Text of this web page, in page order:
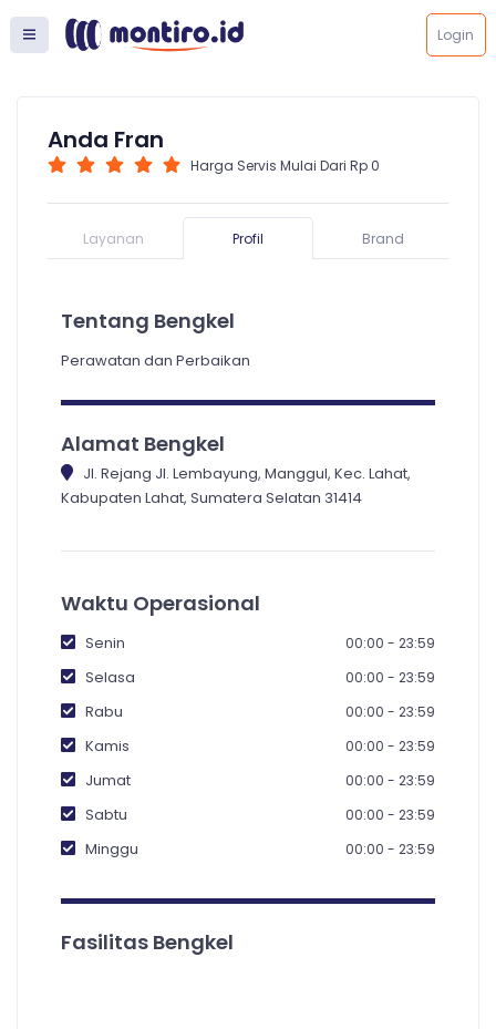
Login
Anda Fran
Harga Servis Mulai Dari Rp 0
Layanan Profil Brand
Tentang Bengkel
Perawatan dan Perbaikan
Alamat Bengkel
Jl. Rejang Jl. Lembayung, Manggul, Kec. Lahat,
Kabupaten Lahat, Sumatera Selatan 31414
Waktu Operasional
Senin 00:00 - 23:59
Selasa 00:00 - 23:59
Rabu 00:00 - 23:59
Kamis 00:00 - 23:59
Jumat 00:00 - 23:59
Sabtu 00:00 - 23:59
Minggu 00:00 - 23:59
Fasilitas Bengkel